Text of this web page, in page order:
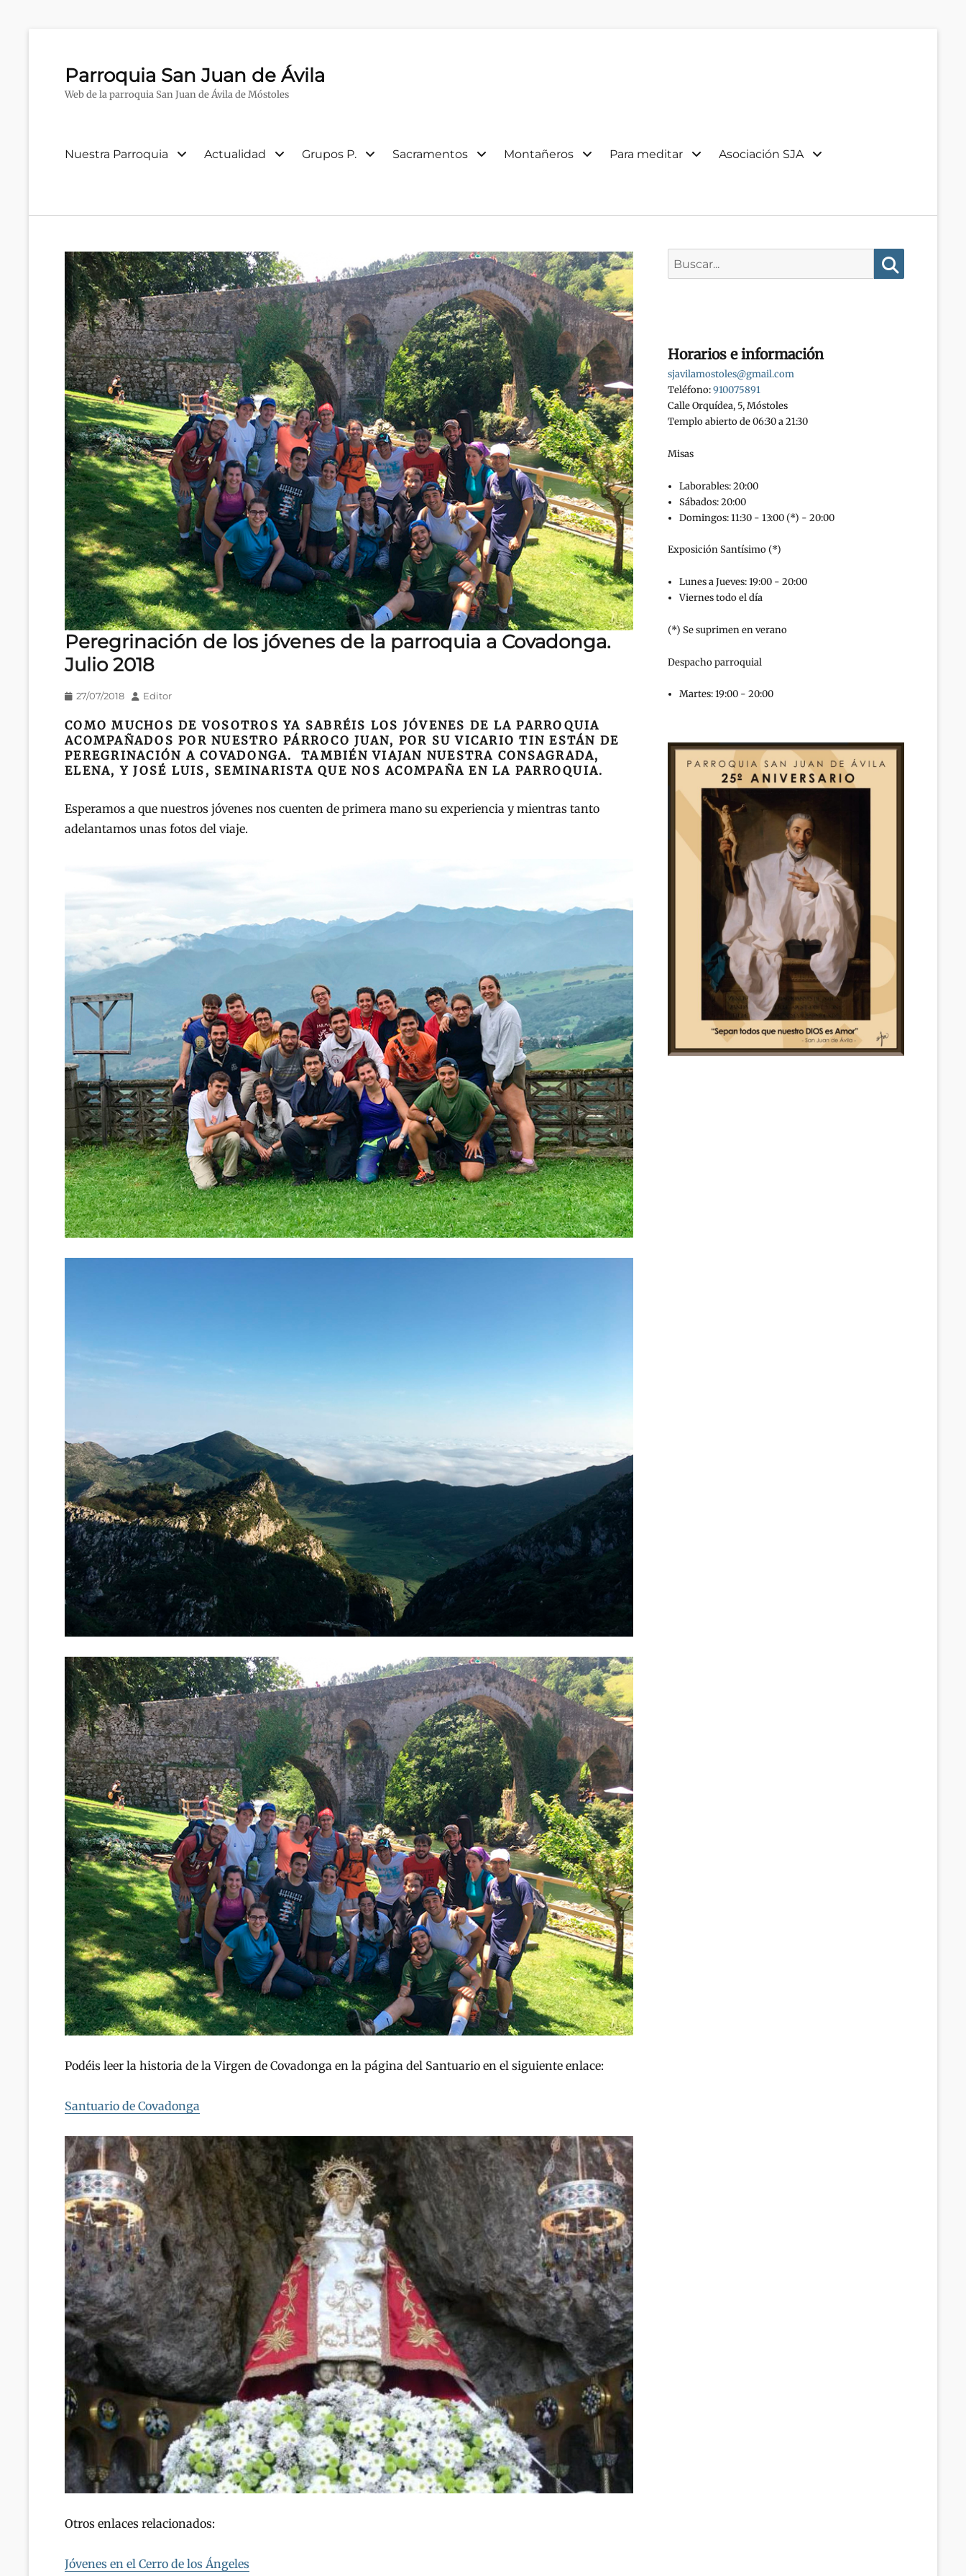
Parroquia San Juan de Ávila
Web de la parroquia San Juan de Ávila de Móstoles
Menú
Nuestra Parroquia Actualidad Grupos P. Sacramentos Montañeros Para meditar Asociación SJA
Peregrinación de los jóvenes de la parroquia a Covadonga.
Julio 2018
Publicado
27/07/2018 AutorEditor
COMO MUCHOS DE VOSOTROS YA SABRÉIS LOS JÓVENES DE LA PARROQUIA
ACOMPAÑADOS POR NUESTRO PÁRROCO JUAN, POR SU VICARIO TIN ESTÁN DE
PEREGRINACIÓN A COVADONGA. TAMBIÉN VIAJAN NUESTRA CONSAGRADA,
ELENA, Y JOSÉ LUIS, SEMINARISTA QUE NOS ACOMPAÑA EN LA PARROQUIA.
Esperamos a que nuestros jóvenes nos cuenten de primera mano su experiencia y mientras tanto
adelantamos unas fotos del viaje.
Podéis leer la historia de la Virgen de Covadonga en la página del Santuario en el siguiente enlace:
Santuario de Covadonga
Otros enlaces relacionados:
Jóvenes en el Cerro de los Ángeles
Horarios e información
sjavilamostoles@gmail.com
Teléfono:910075891
Calle Orquídea, 5, Móstoles
Templo abierto de 06:30 a 21:30
Misas
Laborables: 20:00
Sábados: 20:00
Domingos: 11:30 - 13:00 (*) - 20:00
Exposición Santísimo (*)
Lunes a Jueves: 19:00 - 20:00
Viernes todo el día
(*) Se suprimen en verano
Despacho parroquial
Martes: 19:00 - 20:00